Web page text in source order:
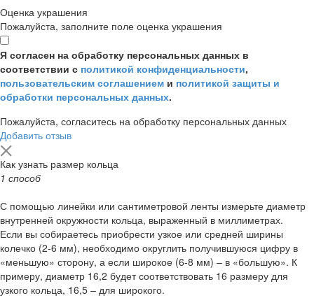
Оценка украшения
Пожалуйста, заполните поле оценка украшения
Я согласен на обработку персональных данных в
соответствии с политикой конфиденциальности,
пользовательским соглашением и политикой защиты и
обработки персональных данных.
Пожалуйста, согласитесь на обработку персональных данных
Добавить отзыв
Как узнать размер кольца
1 способ
С помощью линейки или сантиметровой ленты измерьте диаметр
внутренней окружности кольца, выраженный в миллиметрах.
Если вы собираетесь приобрести узкое или средней ширины
колечко (2-6 мм), необходимо округлить получившуюся цифру в
«меньшую» сторону, а если широкое (6-8 мм) – в «большую». К
примеру, диаметр 16,2 будет соответствовать 16 размеру для
узкого кольца, 16,5 – для широкого.